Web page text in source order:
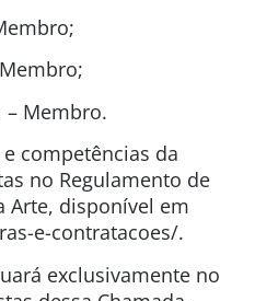
– Membro.
competências da
no Regulamento de
Arte, disponível em
e-contratacoes/.
exclusivamente no